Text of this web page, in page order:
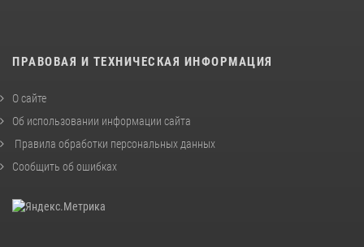
ПРАВОВАЯ И ТЕХНИЧЕСКАЯ ИНФОРМАЦИЯ
О сайте
Об использовании информации сайта
Правила обработки персональных данных
Сообщить об ошибках